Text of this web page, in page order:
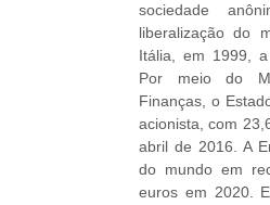
sociedade
liberalização do
Itália, em 1999, a
Por meio do
Finanças, o
acionista, com
abril de 2016. A
do mundo em
euros em 2020.